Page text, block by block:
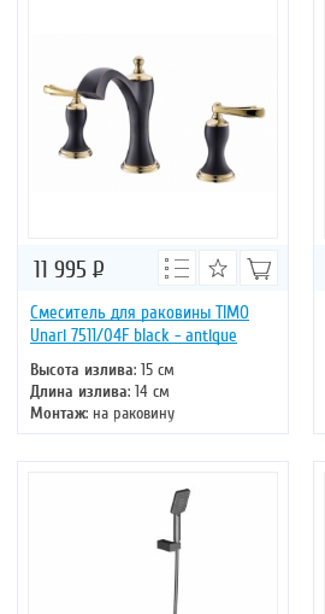
Смеситель для раковины TIMO
Unari 7511/04F black - antique
Высота излива: 15 см
Длина излива: 14 см
Монтаж: на раковину
Тип излива: литой
Управление: двухвентильное
11 995 Р